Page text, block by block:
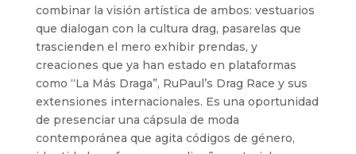
combinar la visión artística de ambos: vestuarios
que dialogan con la cultura drag, pasarelas que
trascienden el mero exhibir prendas, y
creaciones que ya han estado en plataformas
como “La Más Draga”, RuPaul’s Drag Race y sus
extensiones internacionales. Es una oportunidad
de presenciar una cápsula de moda
contemporánea que agita códigos de género,